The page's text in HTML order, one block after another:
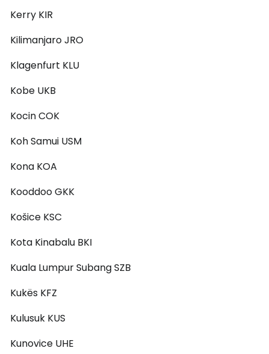
Kerry KIR
Kilimanjaro JRO
Klagenfurt KLU
Kobe UKB
Kocin COK
Koh Samui USM
Kona KOA
Kooddoo GKK
Košice KSC
Kota Kinabalu BKI
Kuala Lumpur Subang SZB
Kukës KFZ
Kulusuk KUS
Kunovice UHE